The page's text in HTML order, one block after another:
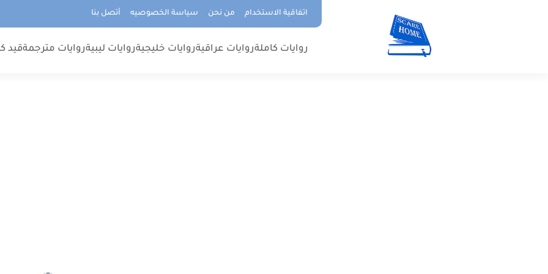
اتفاقية الاستخدام من نحن سياسة الخصوصيه أتصل بنا
روايات كاملةروايات عراقيةروايات خليجيةروايات ليبيةروايات مترجمةقيد